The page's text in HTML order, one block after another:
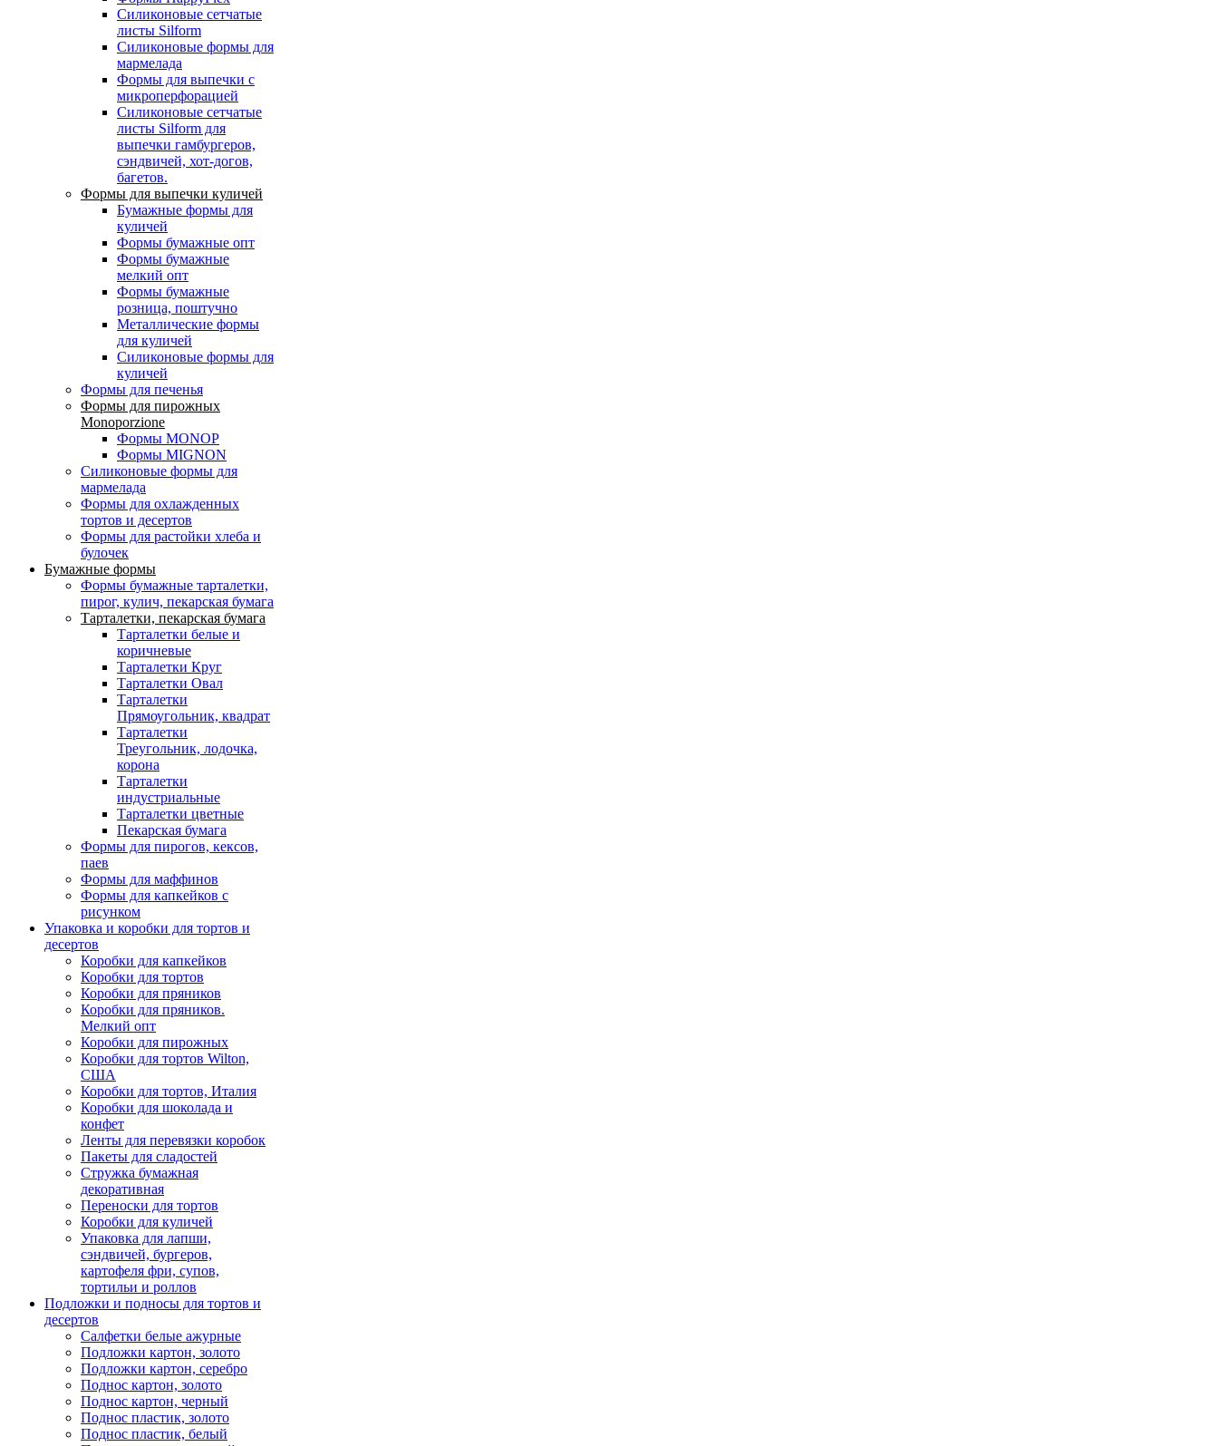
Силиконовые сетчатые
листы Silform
Силиконовые формы для
мармелада
Формы для выпечки с
микроперфорацией
Силиконовые сетчатые
листы Silform для
выпечки гамбургеров,
сэндвичей, хот-догов,
багетов.
Формы для выпечки куличей
Бумажные формы для
куличей
Формы бумажные опт
Формы бумажные
мелкий опт
Формы бумажные
розница, поштучно
Металлические формы
для куличей
Силиконовые формы для
куличей
Формы для печенья
Формы для пирожных
Monoporzione
Формы MONOP
Формы MIGNON
Силиконовые формы для
мармелада
Формы для oхлажденных
тортов и десертов
Формы для растойки хлеба и
булочек
Бумажные формы
Формы бумажные тарталетки,
пирог, кулич, пекарская бумага
Тарталетки, пекарская бумага
Тарталетки белые и
коричневые
Тарталетки Круг
Тарталетки Овал
Тарталетки
Прямоугольник, квадрат
Тарталетки
Треугольник, лодочка,
корона
Тарталетки
индустриальные
Тарталетки цветные
Пекарская бумага
Формы для пирогов, кексов,
паев
Формы для маффинов
Формы для капкейков с
рисунком
Упаковка и коробки для тортов и
десертов
Коробки для капкейков
Коробки для тортов
Коробки для пряников
Коробки для пряников.
Мелкий опт
Коробки для пирожных
Коробки для тортов Wilton,
США
Коробки для тортов, Италия
Коробки для шоколада и
конфет
Ленты для перевязки коробок
Пакеты для сладостей
Стружка бумажная
декоративная
Переноски для тортов
Коробки для куличей
Упаковка для лапши,
сэндвичей, бургеров,
картофеля фри, супов,
тортильи и роллов
Подложки и подносы для тортов и
десертов
Салфетки белые ажурные
Подложки картон, золото
Подложки картон, серебро
Поднос картон, золото
Поднос картон, черный
Поднос пластик, золото
Поднос пластик, белый